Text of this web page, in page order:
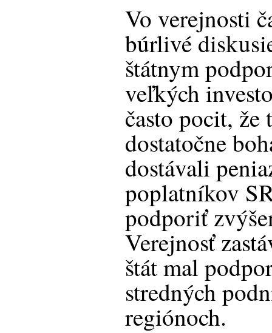
Vo verejnosti
búrlivé
štátnym
veľkých
často pocit,
dostatočne
dostávali
poplatníkov
podporiť
Verejnosť
štát mal
stredných
regiónoch.